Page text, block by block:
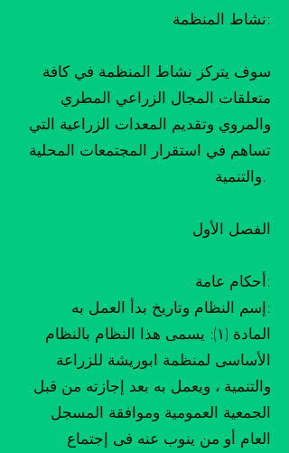
نشاط المنظمة:
سوف يتركز نشاط المنظمة في كافة
متعلقات المجال الزراعي المطري
والمروي وتقديم المعدات الزراعية التي
تساهم في استقرار المجتمعات المحلية
والتنمية.
الفصل الأول
أحكام عامة:
إسم النظام وتاريخ بدأ العمل به:
المادة (١): يسمى هذا النظام بالنظام
الأساسى لمنظمة ابوريشة للزراعة
والتنمية ، ويعمل به بعد إجازته من قبل
الجمعية العمومية وموافقة المسجل
العام أو من ينوب عنه فى إجتماع